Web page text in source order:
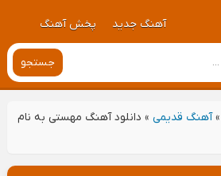
آهنگ جدید پخش آهنگ
جستجو
»آهنگ قدیمی» دانلود آهنگ مهستی به نام